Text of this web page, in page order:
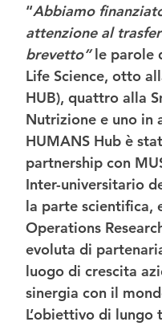
“Abbiamo
attenzione al
brevetto” le parole
Life Science, otto
HUB), quattro alla
Nutrizione e uno in
HUMANS Hub è
partnership con
Inter-universitario
la parte scientifica,
Operations
evoluta di
luogo di crescita
sinergia con il
L’obiettivo di lungo